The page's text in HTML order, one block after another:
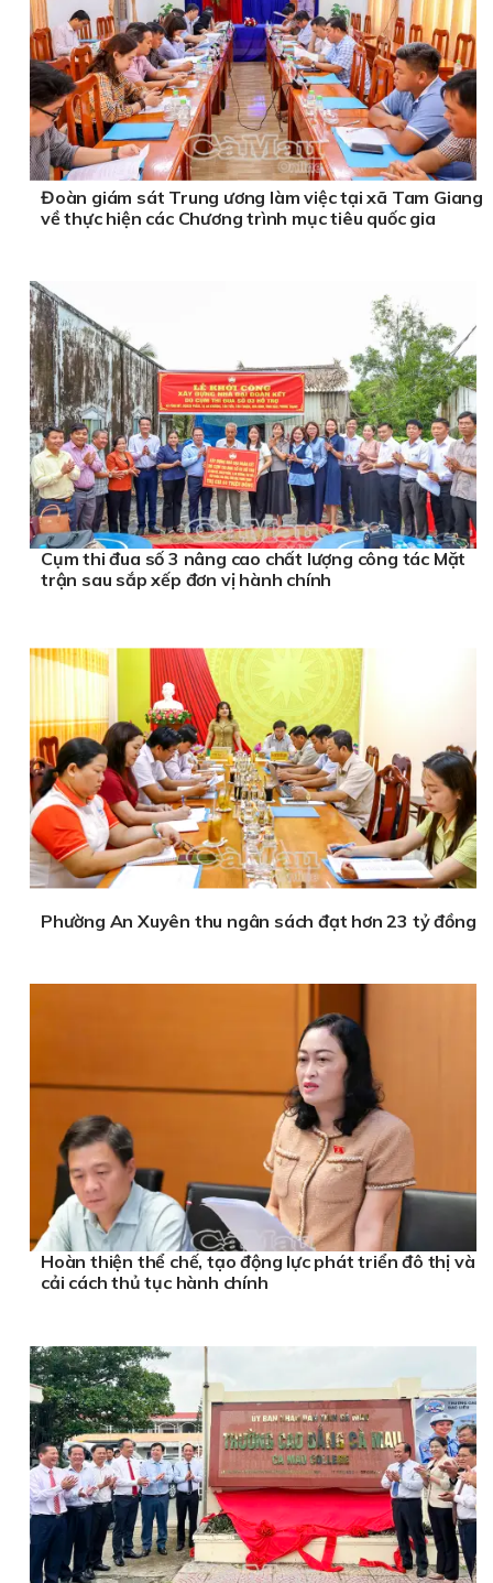
Đoàn giám sát Trung ương làm việc tại xã Tam Giang
về thực hiện các Chương trình mục tiêu quốc gia
Cụm thi đua số 3 nâng cao chất lượng công tác Mặt
trận sau sắp xếp đơn vị hành chính
Phường An Xuyên thu ngân sách đạt hơn 23 tỷ đồng
Hoàn thiện thể chế, tạo động lực phát triển đô thị và
cải cách thủ tục hành chính